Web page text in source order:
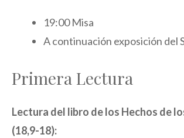
19:00 Misa
A continuación exposición del
Primera Lectura
Lectura del libro de los Hechos de
(18,9-18):